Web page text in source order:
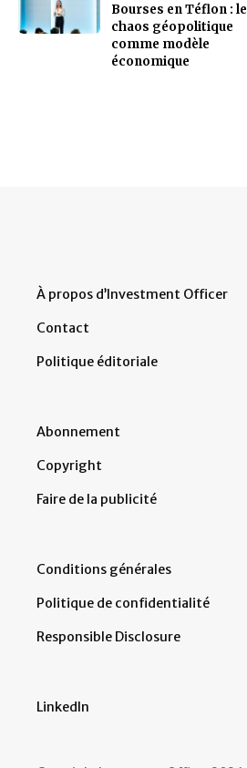
Bourses en Téflon : le
chaos géopolitique
comme modèle
économique
À propos d’Investment Officer
Contact
Politique éditoriale
Abonnement
Copyright
Faire de la publicité
Conditions générales
Politique de confidentialité
Responsible Disclosure
LinkedIn